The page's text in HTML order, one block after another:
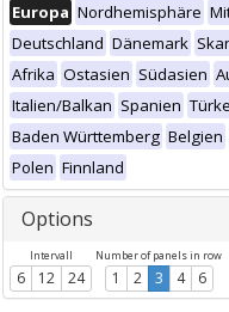
Europa Nordhemisphäre
Deutschland Dänemark
Afrika Ostasien Südasien
Italien/Balkan Spanien
Baden Württemberg Belgien
Polen Finnland
Options
Intervall
6 12 24
Number of panels in row
1 2 3 4 6